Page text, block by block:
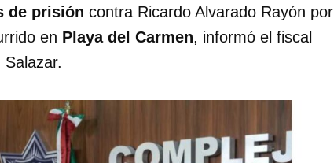
de prisión contra Ricardo Alvarado Rayón por
en Playa del Carmen, informó el fiscal